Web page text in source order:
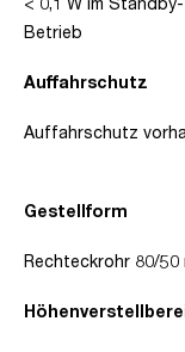
Auffahrschutz
Gestellform
Betrieb
Auffahrschutz
Rechteckrohr 80/50